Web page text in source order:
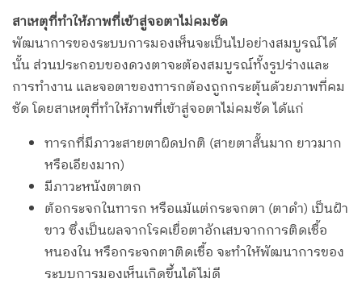
สาเหตุที่ทำให้ภาพที่เข้าสู่จอตาไม่คมชัด
พัฒนาการของระบบการมองเห็นจะเป็นไปอย่างสมบูรณ์ได้
นั้น ส่วนประกอบของดวงตาจะต้องสมบูรณ์ทั้งรูปร่างและ
การทำงาน และจอตาของทารกต้องถูกกระตุ้นด้วยภาพที่คม
ชัด โดยสาเหตุที่ทำให้ภาพที่เข้าสู่จอตาไม่คมชัด ได้แก่
ทารกที่มีภาวะสายตาผิดปกติ (สายตาสั้นมาก ยาวมาก
หรือเอียงมาก)
มีภาวะหนังตาตก
ต้อกระจกในทารก หรือแม้แต่กระจกตา (ตาดำ) เป็นฝ้า
ขาว ซึ่งเป็นผลจากโรคเยื่อตาอักเสบจากการติดเชื้อ
หนองใน หรือกระจกตาติดเชื้อ จะทำให้พัฒนาการของ
ระบบการมองเห็นเกิดขึ้นได้ไม่ดี